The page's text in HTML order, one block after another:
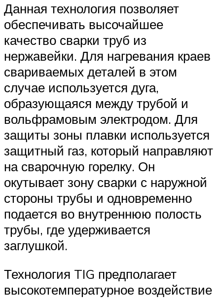
Данная технология позволяет
обеспечивать высочайшее
качество сварки труб из
нержавейки. Для нагревания краев
свариваемых деталей в этом
случае используется дуга,
образующаяся между трубой и
вольфрамовым электродом. Для
защиты зоны плавки используется
защитный газ, который направляют
на сварочную горелку. Он
окутывает зону сварки с наружной
стороны трубы и одновременно
подается во внутреннюю полость
трубы, где удерживается
заглушкой.
Технология TIG предполагает
высокотемпературное воздействие